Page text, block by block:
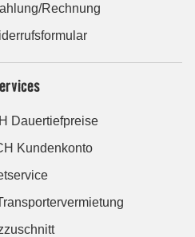
Rechnung
Dauertiefpreise
Kundenkonto